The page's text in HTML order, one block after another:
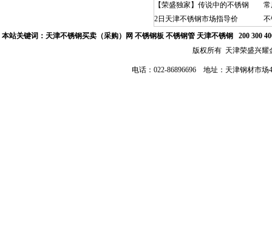
【荣盛独家】传说中的不锈钢
2日天津不锈钢市场指导价
本站关键词： 天津不锈钢买卖（采购）网 不锈钢板 不锈钢管 天津不锈钢
200 300
版权所有 天津荣盛兴
电话：022-86896696 地址：天津钢材市